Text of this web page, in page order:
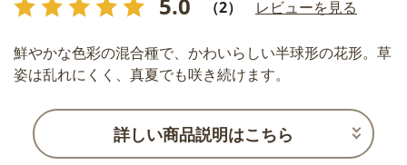
（2） レビューを見る
鮮やかな色彩の混合種で、かわいらしい半球形の花形。草
姿は乱れにくく、真夏でも咲き続けます。
詳しい商品説明はこちら